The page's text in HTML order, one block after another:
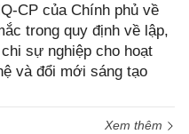
CP của Chính phủ về
trong quy định về lập,
sự nghiệp cho hoạt
và đổi mới sáng tạo
Xem thêm